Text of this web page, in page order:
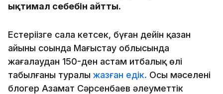
ықтимал себебін айтты.
Естеріңізге сала кетсек, бүған дейін қазан
айының соңында Маңғыстау облысында
жағалаудан 150-ден астам итбалық өлі
табылғаны туралы жазған едік. Осы мәселені
блогер Азамат Сәрсенбаев әлеуметтік